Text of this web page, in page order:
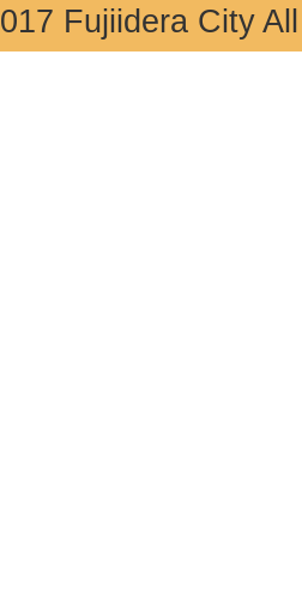
Fujiidera City